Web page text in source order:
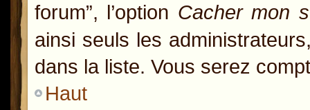
forum”, l’option Cacher mon
ainsi seuls les
dans la liste. Vous serez
Haut